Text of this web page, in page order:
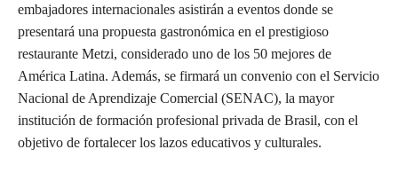
embajadores internacionales asistirán a eventos donde se
presentará una propuesta gastronómica en el prestigioso
restaurante Metzi, considerado uno de los 50 mejores de
América Latina. Además, se firmará un convenio con el Servicio
Nacional de Aprendizaje Comercial (SENAC), la mayor
institución de formación profesional privada de Brasil, con el
objetivo de fortalecer los lazos educativos y culturales.